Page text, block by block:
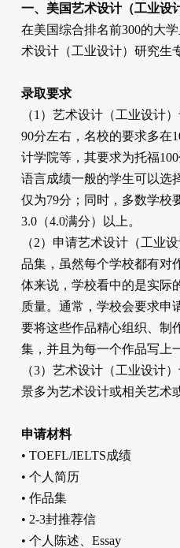
一、美国艺术设计（工业设
在美国综合排名前300的大
术设计（工业设计）研究生
录取要求
（1）艺术设计（工业设计
90分左右，名校的要求多在
计学院等，其要求为托福
语言成绩一般的学生可以选
仅为79分；同时，多数学校
3.0（4.0满分）以上。
（2）申请艺术设计（工业
品集，虽然每个学校都有对
体来说，学校看中的是实际
质量。通常，学校会要求申
要将这些作品精心组织、制
集，并且为每一个作品写上
（3）艺术设计（工业设计
景多为艺术设计或相关艺术
申请材料
• TOEFL/IELTS成绩
• 个人简历
• 作品集
• 2-3封推荐信
• 个人陈述、Essay